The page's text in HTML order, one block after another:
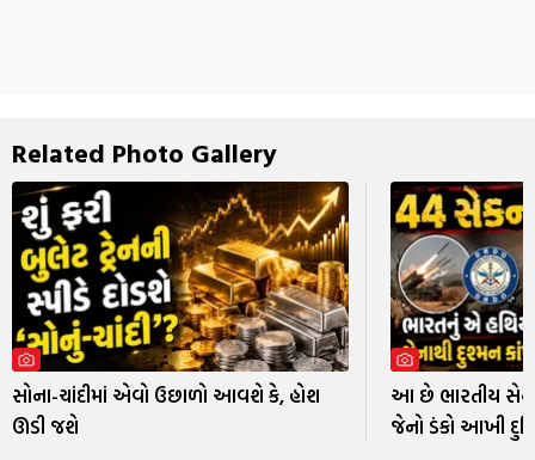
Related Photo Gallery
સોના-ચાંદીમાં એવો ઉછાળો આવશે કે, હોશ
ઊડી જશે
આ છે ભારતીય
જેનો ડંકો આખી